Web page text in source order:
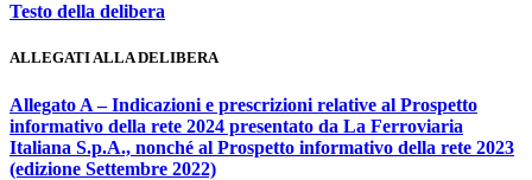
Testo della delibera
ALLEGATI ALLA DELIBERA
Allegato A – Indicazioni e prescrizioni relative al Prospetto
informativo della rete 2024 presentato da La Ferroviaria
Italiana S.p.A., nonché al Prospetto informativo della rete 2023
(edizione Settembre 2022)